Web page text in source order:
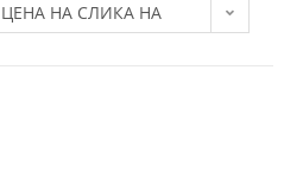
ЦЕНА НА СЛИКА НА